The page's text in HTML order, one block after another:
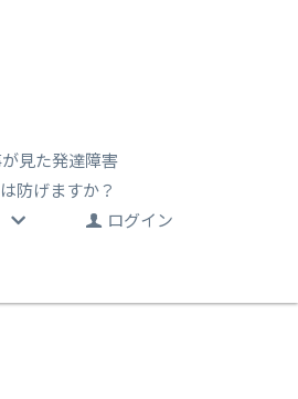
見た発達障害
防げますか？
ログイン